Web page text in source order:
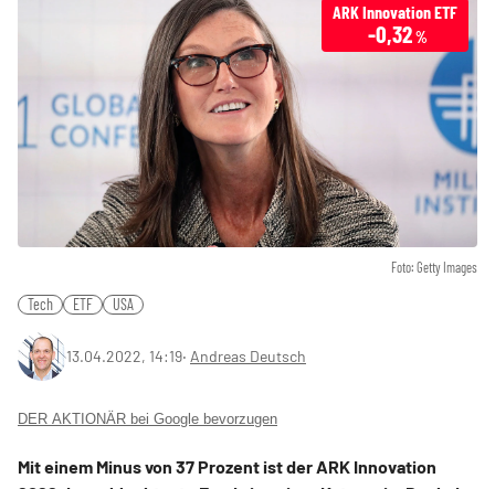
Foto: Getty Images
ARK Innovation ETF
-0,32 %
Tech ETF USA
13.04.2022, 14:19‧ Andreas Deutsch
DER AKTIONÄR bei Google bevorzugen
Mit einem Minus von 37 Prozent ist der ARK Innovation